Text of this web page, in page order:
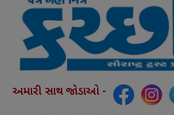
અમારી સાથ જોડાઓ -